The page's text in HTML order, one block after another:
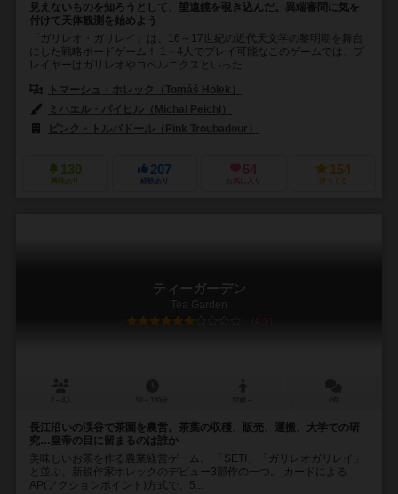
見えないものを知ろうとして、望遠鏡を覗き込んだ。異端審問に気を
付けて天体観測を始めよう
「ガリレオ・ガリレイ」は、16～17世紀の近代天文学の黎明期を舞台
にした戦略ボードゲーム！ 1～4人でプレイ可能なこのゲームでは、プ
レイヤーはガリレオやコペルニクスといった...
トマーシュ・ホレック（Tomáš Holek）
ミハエル・パイヒル（Michal Peichl）
ピンク・トルバドール（Pink Troubadour）
130
興味あり
207
経験あり
54
お気に入り
154
持ってる
ティーガーデン
Tea Garden
6.7
長江沿いの渓谷で茶園を農営。茶葉の収穫、販売、運搬、大学での研
究…皇帝の目に留まるのは誰か
美味しいお茶を作る農業経営ゲーム。 「SETI」「ガリレオガリレイ」
と並ぶ、新鋭作家ホレックのデビュー3部作の一つ。 カードによる
AP(アクションポイント)方式で、5...